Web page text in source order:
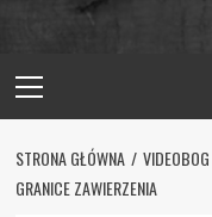
Menu
STRONA GŁÓWNA VIDEOBOG
GRANICE ZAWIERZENIA